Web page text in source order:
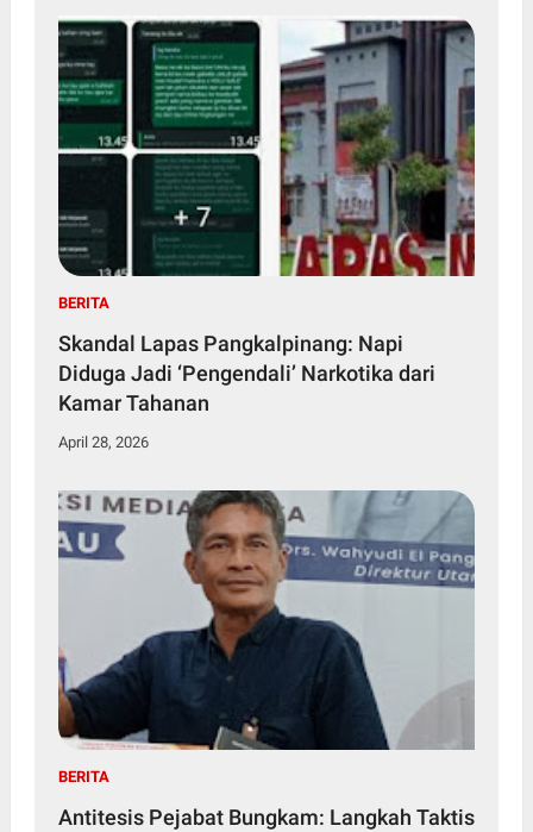
BERITA
Skandal Lapas Pangkalpinang: Napi
Diduga Jadi ‘Pengendali’ Narkotika dari
Kamar Tahanan
April 28, 2026
BERITA
Antitesis Pejabat Bungkam: Langkah Taktis